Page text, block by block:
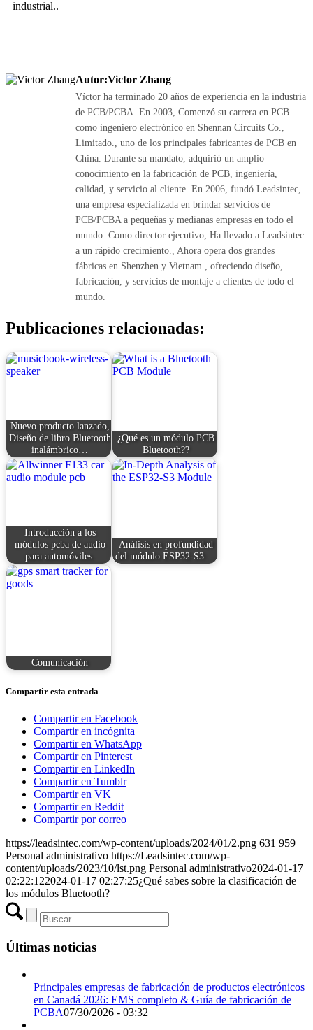
industrial..
Autor:Victor Zhang
Víctor ha terminado 20 años de experiencia en la industria
de PCB/PCBA. En 2003, Comenzó su carrera en PCB
como ingeniero electrónico en Shennan Circuits Co.,
Limitado., uno de los principales fabricantes de PCB en
China. Durante su mandato, adquirió un amplio
conocimiento en la fabricación de PCB, ingeniería,
calidad, y servicio al cliente. En 2006, fundó Leadsintec,
una empresa especializada en brindar servicios de
PCB/PCBA a pequeñas y medianas empresas en todo el
mundo. Como director ejecutivo, Ha llevado a Leadsintec
a un rápido crecimiento., Ahora opera dos grandes
fábricas en Shenzhen y Vietnam., ofreciendo diseño,
fabricación, y servicios de montaje a clientes de todo el
mundo.
Publicaciones relacionadas:
Nuevo producto lanzado,
Diseño de libro Bluetooth
inalámbrico…
¿Qué es un módulo PCB
Bluetooth??
Introducción a los
módulos pcba de audio
para automóviles.
Análisis en profundidad
del módulo ESP32-S3:…
Comunicación
Compartir esta entrada
Compartir en Facebook
Compartir en incógnita
Compartir en WhatsApp
Compartir en Pinterest
Compartir en LinkedIn
Compartir en Tumblr
Compartir en VK
Compartir en Reddit
Compartir por correo
https://leadsintec.com/wp-content/uploads/2024/01/2.png 631 959
Personal administrativo https://Leadsintec.com/wp-
content/uploads/2023/10/lst.png Personal administrativo2024-01-17
02:22:122024-01-17 02:27:25¿Qué sabes sobre la clasificación de
los módulos Bluetooth?
Últimas noticias
Principales empresas de fabricación de productos electrónicos
en Canadá 2026: EMS completo & Guía de fabricación de
PCBA07/30/2026 - 03:32